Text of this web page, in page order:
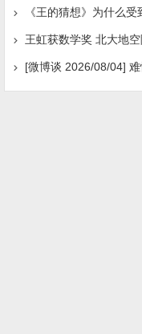
《王的猜想》为什么
王虹获数学奖 北大地
[微博谈 2026/08/04]